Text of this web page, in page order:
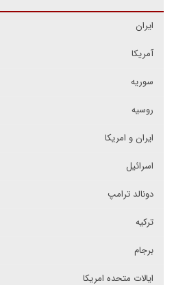
ایران
آمریکا
سوریه
روسیه
ایران و امریکا
اسرائیل
دونالد ترامپ
ترکیه
برجام
ایالات متحده امریکا